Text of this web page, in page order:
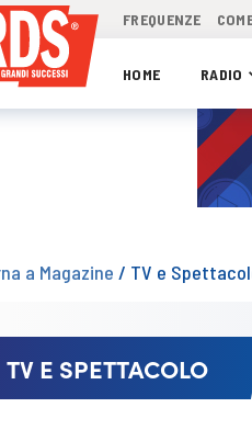
FREQUENZE
HOME RADIO
a Magazine / TV e
TV E SPETTACOLO